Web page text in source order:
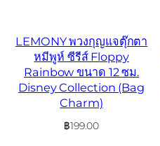
LEMONY พวงกุญแจตุ๊กตา
หมีพูห์ ซีรีส์ Floppy
Rainbow ขนาด 12 ซม.
Disney Collection (Bag
Charm)
฿199.00